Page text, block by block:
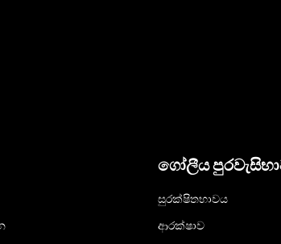
ගෝලීය
සුරක්ෂිතභාවය
ආරක්ෂාව